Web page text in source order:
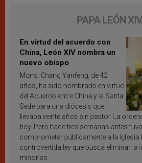
PAPA LEÓN XIV
En virtud del acuerdo con
China, León XIV nombra un
nuevo obispo
Mons. Chang Yanfeng, de 42
años, ha sido nombrado en virtud
del Acuerdo entre China y la Santa
Sede para una diócesis que
llevaba veinte años sin pastor. La
hoy. Pero hace tres semanas antes
comprometer públicamente a la Iglesia
controvertida ley que busca eliminar la
minorías.